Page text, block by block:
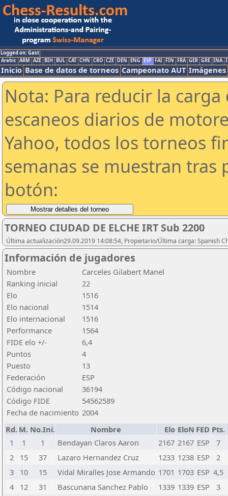
Logged on: Gast
Arabic ARM AZE BIH BUL CAT CHN CRO CZE DEN ENG ESP FAI FIN FRA GER GRE INA
Inicio Base de datos de torneos Campeonato AUT Imágenes
Nota: Para reducir la
escaneos diarios de
Yahoo, todos los torneos
semanas se muestran tras
botón:
TORNEO CIUDAD DE ELCHE IRT Sub 2200
Última actualización29.09.2019 14:08:54, Propietario/Última carga: Spanish
Información de jugadores
Nombre
Carceles Gilabert Manel
Ranking inicial
22
Elo
1516
Elo nacional
1514
Elo internacional
1516
Performance
1564
FIDE elo +/-
6,4
Puntos
4
Puesto
13
Federación
ESP
Código nacional
36194
Código FIDE
54562589
Fecha de nacimiento 2004
Rd. M. No.Ini. Nombre Elo EloN FED Pts.
1
1 1 Bendayan Claros Aaron 2167 2167 ESP
7
2
15 37 Lazaro Hernandez Cruz 1233 1238 ESP
2
3
10 15 Vidal Miralles Jose Armando 1701 1703 ESP 4,5
4
12 31 Bascunana Sanchez Pablo 1339 1339 ESP
3